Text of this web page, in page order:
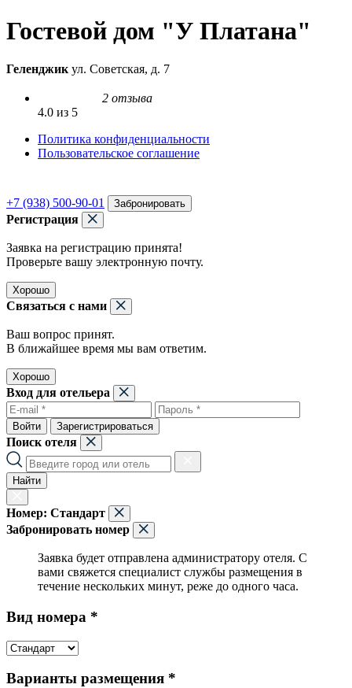
Гостевой дом "У Платана"
Геленджик ул. Советская, д. 7
2 отзыва
4.0 из 5
Политика конфиденциальности
Пользовательское соглашение
+7 (938) 500-90-01 Забронировать
Регистрация
Заявка на регистрацию принята!
Проверьте вашу электронную почту.
Хорошо
Связаться с нами
Ваш вопрос принят.
В ближайшее время мы вам ответим.
Хорошо
Вход для отельера
Войти Зарегистрироваться
Поиск отеля
Найти
Номер: Стандарт
Забронировать номер
Заявка будет отправлена администратору отеля. С
вами свяжется специалист службы размещения в
течение нескольких минут, реже до одного часа.
Вид номера *
Варианты размещения *